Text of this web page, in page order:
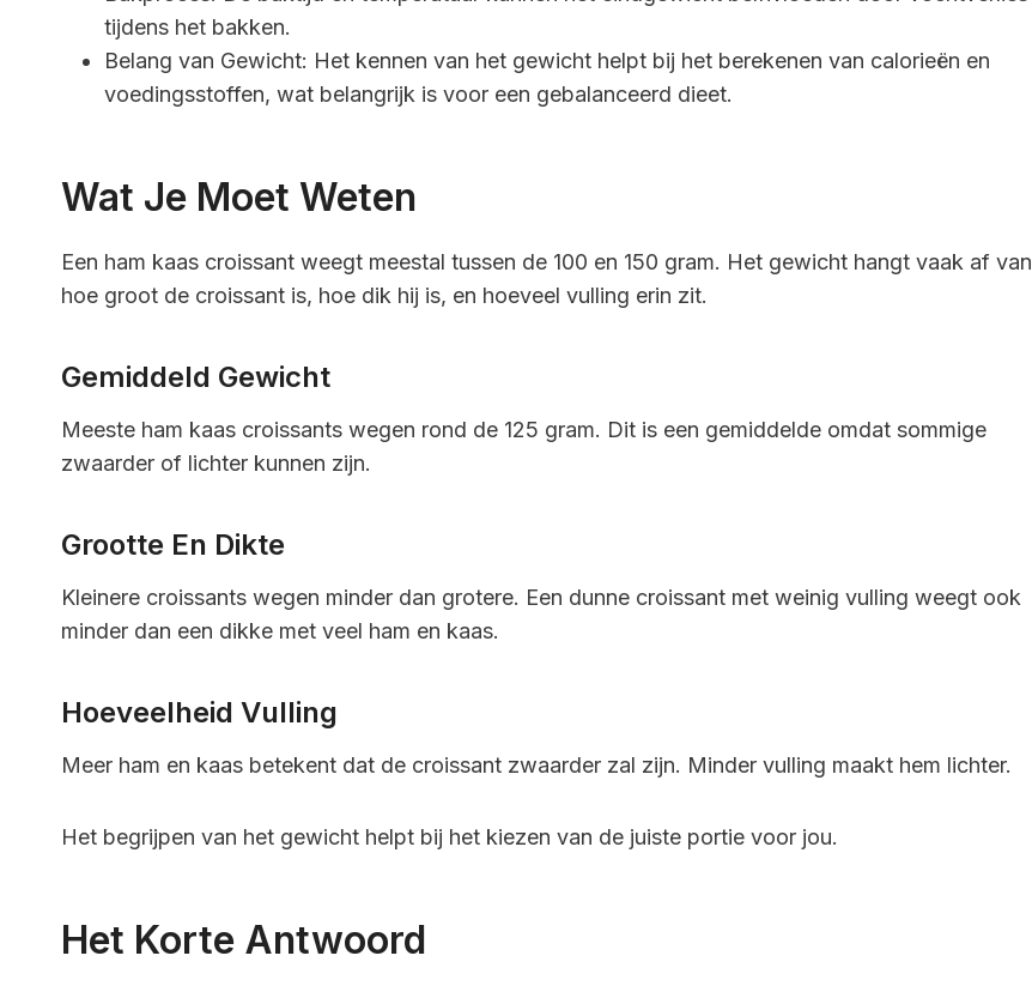
tijdens het bakken.
Belang van Gewicht: Het kennen van het gewicht helpt bij het berekenen van calorieën en
voedingsstoffen, wat belangrijk is voor een gebalanceerd dieet.
Wat Je Moet Weten
Een ham kaas croissant weegt meestal tussen de 100 en 150 gram. Het gewicht hangt vaak af van
hoe groot de croissant is, hoe dik hij is, en hoeveel vulling erin zit.
Gemiddeld Gewicht
Meeste ham kaas croissants wegen rond de 125 gram. Dit is een gemiddelde omdat sommige
zwaarder of lichter kunnen zijn.
Grootte En Dikte
Kleinere croissants wegen minder dan grotere. Een dunne croissant met weinig vulling weegt ook
minder dan een dikke met veel ham en kaas.
Hoeveelheid Vulling
Meer ham en kaas betekent dat de croissant zwaarder zal zijn. Minder vulling maakt hem lichter.
Het begrijpen van het gewicht helpt bij het kiezen van de juiste portie voor jou.
Het Korte Antwoord